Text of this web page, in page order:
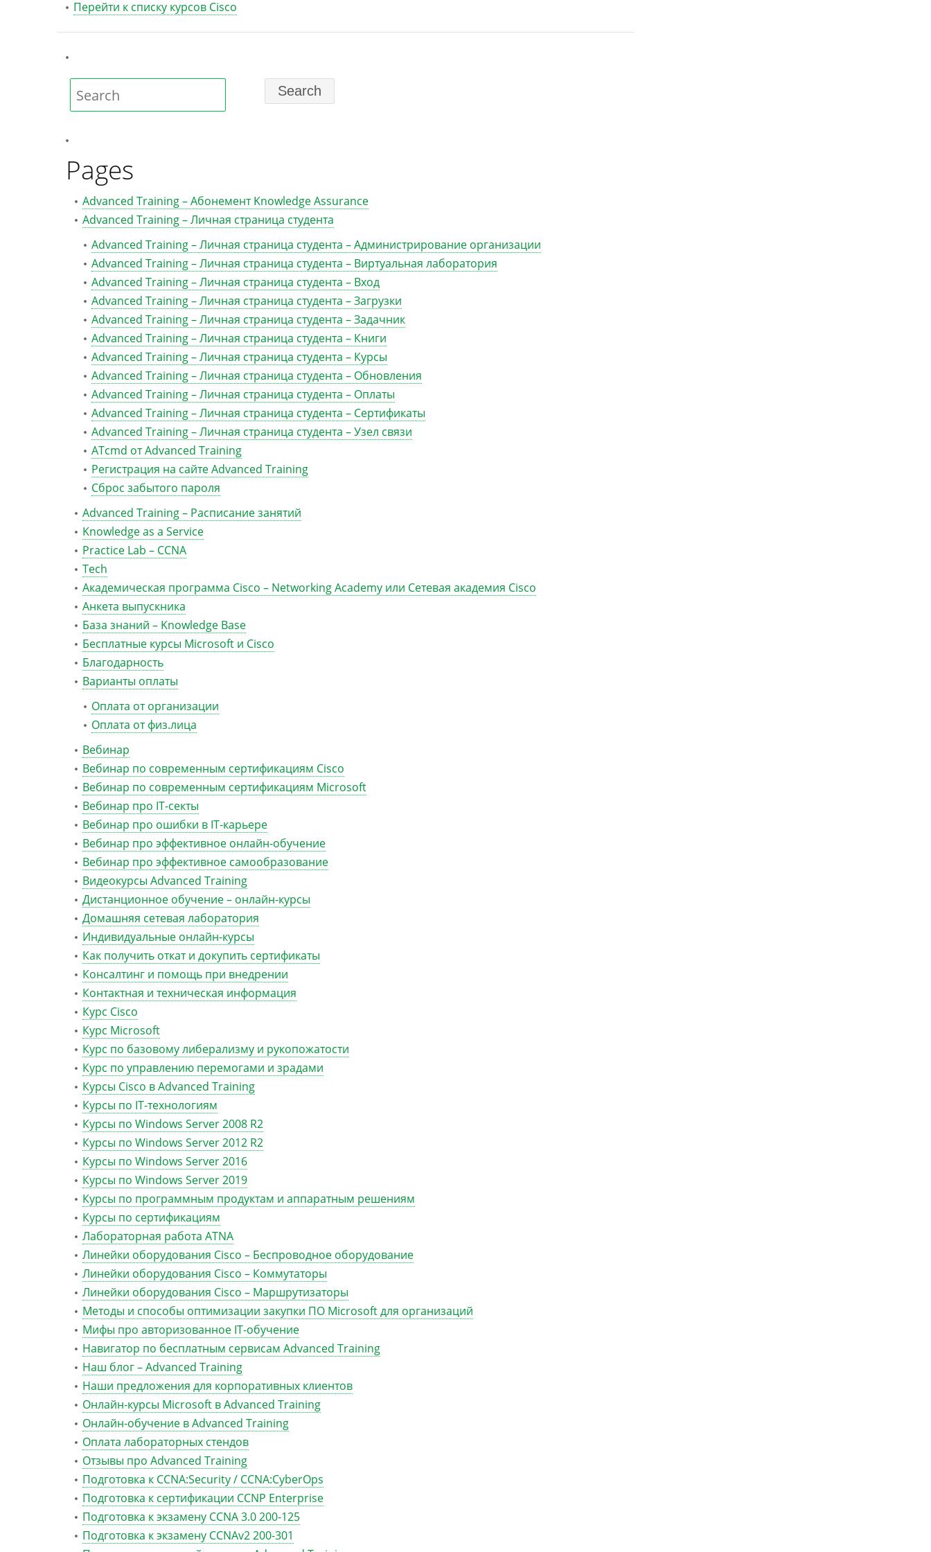
Перейти к списку курсов Cisco
Pages
Advanced Training – Абонемент Knowledge Assurance
Advanced Training – Личная страница студента
Advanced Training – Личная страница студента – Администрирование организации
Advanced Training – Личная страница студента – Виртуальная лаборатория
Advanced Training – Личная страница студента – Вход
Advanced Training – Личная страница студента – Загрузки
Advanced Training – Личная страница студента – Задачник
Advanced Training – Личная страница студента – Книги
Advanced Training – Личная страница студента – Курсы
Advanced Training – Личная страница студента – Обновления
Advanced Training – Личная страница студента – Оплаты
Advanced Training – Личная страница студента – Сертификаты
Advanced Training – Личная страница студента – Узел связи
ATcmd от Advanced Training
Регистрация на сайте Advanced Training
Сброс забытого пароля
Advanced Training – Расписание занятий
Knowledge as a Service
Practice Lab – CCNA
Tech
Академическая программа Cisco – Networking Academy или Сетевая академия Cisco
Анкета выпускника
База знаний – Knowledge Base
Бесплатные курсы Microsoft и Cisco
Благодарность
Варианты оплаты
Оплата от организации
Оплата от физ.лица
Вебинар
Вебинар по современным сертификациям Cisco
Вебинар по современным сертификациям Microsoft
Вебинар про IT-секты
Вебинар про ошибки в IT-карьере
Вебинар про эффективное онлайн-обучение
Вебинар про эффективное самообразование
Видеокурсы Advanced Training
Дистанционное обучение – онлайн-курсы
Домашняя сетевая лаборатория
Индивидуальные онлайн-курсы
Как получить откат и докупить сертификаты
Консалтинг и помощь при внедрении
Контактная и техническая информация
Курс Cisco
Курс Microsoft
Курс по базовому либерализму и рукопожатости
Курс по управлению перемогами и зрадами
Курсы Cisco в Advanced Training
Курсы по IT-технологиям
Курсы по Windows Server 2008 R2
Курсы по Windows Server 2012 R2
Курсы по Windows Server 2016
Курсы по Windows Server 2019
Курсы по программным продуктам и аппаратным решениям
Курсы по сертификациям
Лабораторная работа ATNA
Линейки оборудования Cisco – Беспроводное оборудование
Линейки оборудования Cisco – Коммутаторы
Линейки оборудования Cisco – Маршрутизаторы
Методы и способы оптимизации закупки ПО Microsoft для организаций
Мифы про авторизованное IT-обучение
Навигатор по бесплатным сервисам Advanced Training
Наш блог – Advanced Training
Наши предложения для корпоративных клиентов
Онлайн-курсы Microsoft в Advanced Training
Онлайн-обучение в Advanced Training
Оплата лабораторных стендов
Отзывы про Advanced Training
Подготовка к CCNA:Security / CCNA:CyberOps
Подготовка к сертификации CCNP Enterprise
Подготовка к экзамену CCNA 3.0 200-125
Подготовка к экзамену CCNAv2 200-301